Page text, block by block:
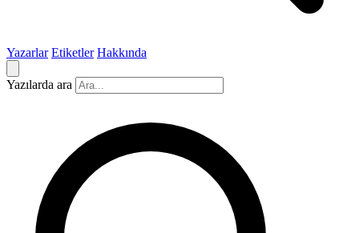
Yazarlar Etiketler Hakkında
Yazılarda ara